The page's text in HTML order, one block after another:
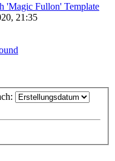
'Magic Fullon' Template
21:35